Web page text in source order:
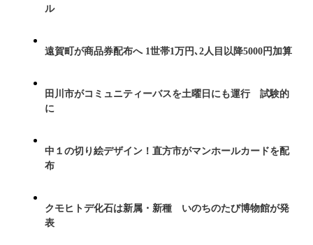
ル
遠賀町が商品券配布へ 1世帯1万円､2人目以降5000円加算
田川市がコミュニティーバスを土曜日にも運行 試験的
に
中１の切り絵デザイン！直方市がマンホールカードを配
布
クモヒトデ化石は新属・新種 いのちのたび博物館が発
表